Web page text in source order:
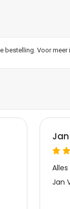
bestelling. Voor